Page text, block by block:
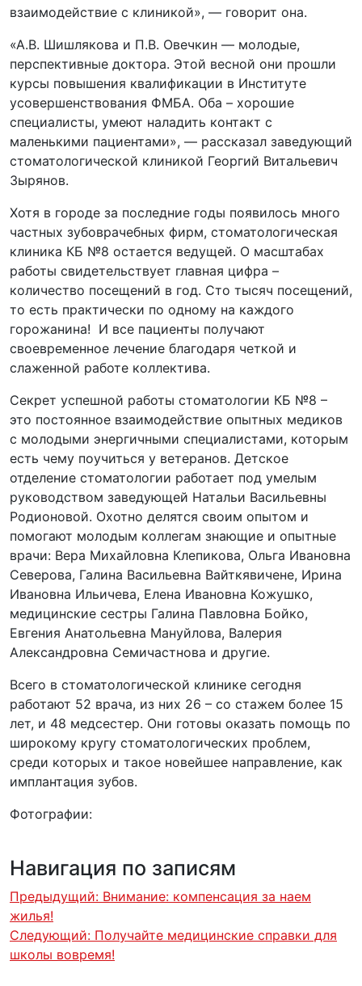
взаимодействие с клиникой», — говорит она.
«А.В. Шишлякова и П.В. Овечкин — молодые,
перспективные доктора. Этой весной они прошли
курсы повышения квалификации в Институте
усовершенствования ФМБА. Оба – хорошие
специалисты, умеют наладить контакт с
маленькими пациентами», — рассказал заведующий
стоматологической клиникой Георгий Витальевич
Зырянов.
Хотя в городе за последние годы появилось много
частных зубоврачебных фирм, стоматологическая
клиника КБ №8 остается ведущей. О масштабах
работы свидетельствует главная цифра –
количество посещений в год. Сто тысяч посещений,
то есть практически по одному на каждого
горожанина! И все пациенты получают
своевременное лечение благодаря четкой и
слаженной работе коллектива.
Секрет успешной работы стоматологии КБ №8 –
это постоянное взаимодействие опытных медиков
с молодыми энергичными специалистами, которым
есть чему поучиться у ветеранов. Детское
отделение стоматологии работает под умелым
руководством заведующей Натальи Васильевны
Родионовой. Охотно делятся своим опытом и
помогают молодым коллегам знающие и опытные
врачи: Вера Михайловна Клепикова, Ольга Ивановна
Северова, Галина Васильевна Вайткявичене, Ирина
Ивановна Ильичева, Елена Ивановна Кожушко,
медицинские сестры Галина Павловна Бойко,
Евгения Анатольевна Мануйлова, Валерия
Александровна Семичастнова и другие.
Всего в стоматологической клинике сегодня
работают 52 врача, из них 26 – со стажем более 15
лет, и 48 медсестер. Они готовы оказать помощь по
широкому кругу стоматологических проблем,
среди которых и такое новейшее направление, как
имплантация зубов.
Фотографии:
Навигация по записям
Предыдущий: Внимание: компенсация за наем
жилья!
Следующий: Получайте медицинские справки для
школы вовремя!